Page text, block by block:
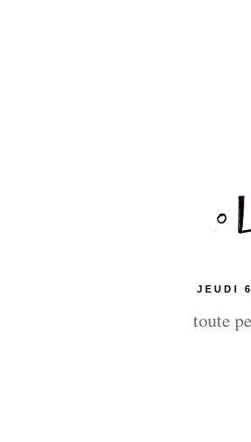
JEUDI
toute